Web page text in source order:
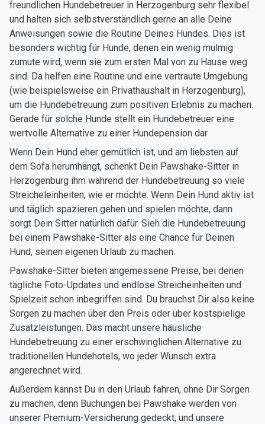
freundlichen Hundebetreuer in Herzogenburg sehr flexibel
und halten sich selbstverständlich gerne an alle Deine
Anweisungen sowie die Routine Deines Hundes. Dies ist
besonders wichtig für Hunde, denen ein wenig mulmig
zumute wird, wenn sie zum ersten Mal von zu Hause weg
sind. Da helfen eine Routine und eine vertraute Umgebung
(wie beispielsweise ein Privathaushalt in Herzogenburg),
um die Hundebetreuung zum positiven Erlebnis zu machen.
Gerade für solche Hunde stellt ein Hundebetreuer eine
wertvolle Alternative zu einer Hundepension dar.
Wenn Dein Hund eher gemütlich ist, und am liebsten auf
dem Sofa herumhängt, schenkt Dein Pawshake-Sitter in
Herzogenburg ihm während der Hundebetreuung so viele
Streicheleinheiten, wie er möchte. Wenn Dein Hund aktiv ist
und täglich spazieren gehen und spielen möchte, dann
sorgt Dein Sitter natürlich dafür. Sieh die Hundebetreuung
bei einem Pawshake-Sitter als eine Chance für Deinen
Hund, seinen eigenen Urlaub zu machen.
Pawshake-Sitter bieten angemessene Preise, bei denen
tägliche Foto-Updates und endlose Streicheinheiten und
Spielzeit schon inbegriffen sind. Du brauchst Dir also keine
Sorgen zu machen über den Preis oder über kostspielige
Zusatzleistungen. Das macht unsere häusliche
Hundebetreuung zu einer erschwinglichen Alternative zu
traditionellen Hundehotels, wo jeder Wunsch extra
angerechnet wird.
Außerdem kannst Du in den Urlaub fahren, ohne Dir Sorgen
zu machen, denn Buchungen bei Pawshake werden von
unserer Premium-Versicherung gedeckt, und unsere